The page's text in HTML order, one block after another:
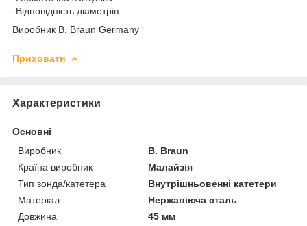
-Відповідність діаметрів
Виробник B. Braun Germany
Приховати
Характеристики
Основні
Виробник
B. Braun
Країна виробник
Малайзія
Тип зонда/катетера
Внутрішньовенні катетери
Матеріал
Нержавіюча сталь
Довжина
45 мм